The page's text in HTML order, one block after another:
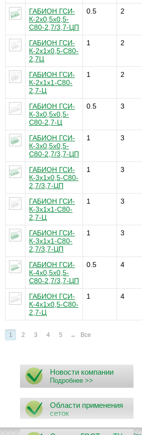
ГАБИОН ГСИ-
К-2х0,5х0,5-
С80-2,7/3,7-ЦП
0.5 2
ГАБИОН ГСИ-
К-2х1х0,5-С80-
2,7Ц
1 2
ГАБИОН ГСИ-
К-2х1х1-С80-
2,7-Ц
1 2
ГАБИОН ГСИ-
К-3х0,5х0,5-
С80-2,7-Ц
0.5 3
ГАБИОН ГСИ-
К-3х0,5х0,5-
С80-2,7/3,7-ЦП
1 3
ГАБИОН ГСИ-
К-3х1х0,5-С80-
2,7/3,7-ЦП
1 3
ГАБИОН ГСИ-
К-3х1х1-С80-
2,7-Ц
1 3
ГАБИОН ГСИ-
К-3х1х1-С80-
2,7/3,7-ЦП
1 3
ГАБИОН ГСИ-
К-4х0,5х0,5-
С80-2,7/3,7-ЦП
0.5 4
ГАБИОН ГСИ-
К-4х1х0,5-С80-
2,7-Ц
1 4
1 2 3 4 5 → Все
Новости компании
Подробнее >>
Области применения
сеток